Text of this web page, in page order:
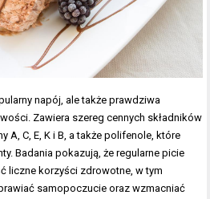
napój, ale także prawdziwa
Zawiera szereg cennych składników
A, C, E, K i B, a także polifenole, które
Badania pokazują, że regularne picie
liczne korzyści zdrowotne, w tym
samopoczucie oraz wzmacniać